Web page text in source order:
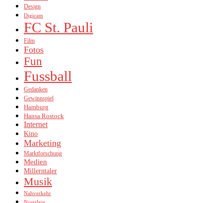
Design
Digicam
FC St. Pauli
Film
Fotos
Fun
Fussball
Gedanken
Gewinnspiel
Hamburg
Hansa Rostock
Internet
Kino
Marketing
Marktforschung
Medien
Millerntaler
Musik
Nahverkehr